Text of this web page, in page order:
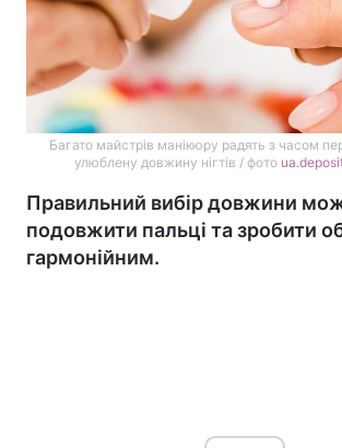
Багато майстрів манікюру радять з часом
улюблену довжину нігтів / фото
Правильний вибір довжини
подовжити пальці та зробити
гармонійним.